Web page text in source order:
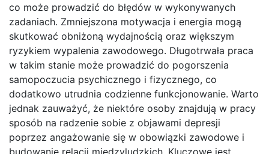
co może prowadzić do błędów w wykonywanych
zadaniach. Zmniejszona motywacja i energia mogą
skutkować obniżoną wydajnością oraz większym
ryzykiem wypalenia zawodowego. Długotrwała praca
w takim stanie może prowadzić do pogorszenia
samopoczucia psychicznego i fizycznego, co
dodatkowo utrudnia codzienne funkcjonowanie. Warto
jednak zauważyć, że niektóre osoby znajdują w pracy
sposób na radzenie sobie z objawami depresji
poprzez angażowanie się w obowiązki zawodowe i